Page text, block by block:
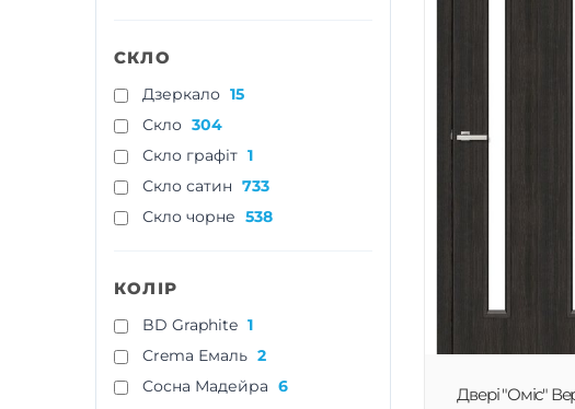
СКЛО
Дзеркало 15
Скло 304
Скло графіт 1
Скло сатин 733
Скло чорне 538
КОЛІР
BD Graphite 1
Crema Емаль 2
Cосна Мадейра 6
Двері "Оміс"